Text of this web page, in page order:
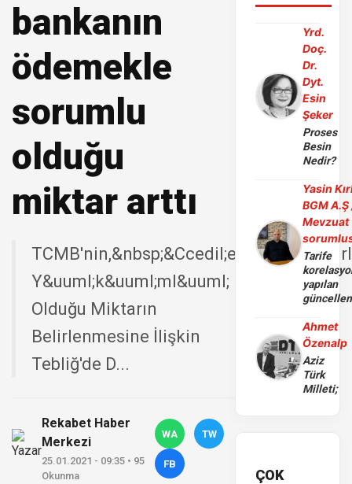
bankanın
ödemekle
sorumlu
olduğu
miktar arttı
Y&uuml;k&uuml;ml&uuml;
Olduğu Miktarın
Belirlenmesine İlişkin
Tebliğ'de D...
Rekabet Haber
Merkezi
25.01.2021 - 09:35 • 95
Okunma
WA TW
FB
Yrd.
Doç.
Dr.
Dyt.
Esin
Şeker
Proses
Besin
Nedir?
Yasin
BGM A.Ş
Mevzuat
Tarife
yapılan
Ahmet
Özenalp
Aziz
Türk
Milleti;
ÇOK